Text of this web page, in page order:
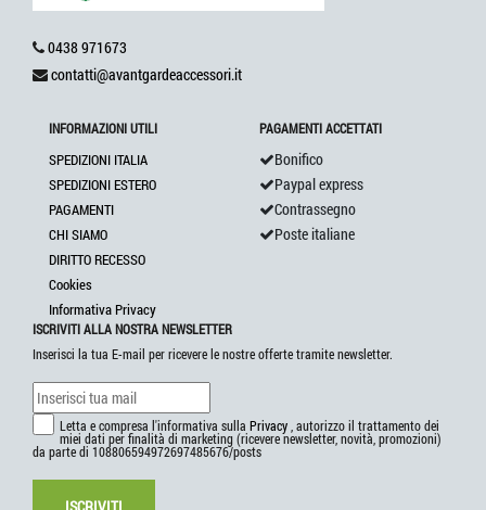
0438 971673
contatti@avantgardeaccessori.it
INFORMAZIONI UTILI
SPEDIZIONI ITALIA
SPEDIZIONI ESTERO
PAGAMENTI
CHI SIAMO
DIRITTO RECESSO
Cookies
Informativa Privacy
PAGAMENTI ACCETTATI
Bonifico
Paypal express
Contrassegno
Poste italiane
ISCRIVITI ALLA NOSTRA NEWSLETTER
Inserisci la tua E-mail per ricevere le nostre offerte tramite newsletter.
Letta e compresa l'informativa sulla Privacy , autorizzo il trattamento dei
miei dati per finalità di marketing (ricevere newsletter, novità, promozioni)
da parte di 108806594972697485676/posts